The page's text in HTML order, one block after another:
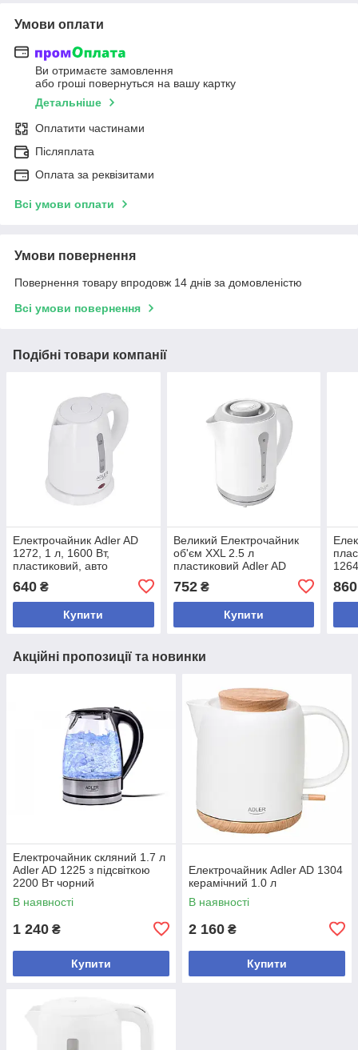
Умови оплати
Ви отримаєте замовлення
або гроші повернуться на вашу картку
Детальніше
Оплатити частинами
Післяплата
Оплата за реквізитами
Всі умови оплати
Умови повернення
Повернення товару впродовж 14 днів за домовленістю
Всі умови повернення
Подібні товари компанії
Електрочайник Adler AD
1272, 1 л, 1600 Вт,
пластиковий, авто
індикатор
640 ₴
Купити
Великий Електрочайник
об'єм XXL 2.5 л
пластиковий Adler AD
752₴
Купити
860
Акційні пропозиції та новинки
Електрочайник скляний 1.7 л
Adler AD 1225 з підсвіткою
2200 Вт чорний
В наявності
1 240 ₴
Купити
Електрочайник Adler AD 1304
керамічний 1.0 л
В наявності
2 160 ₴
Купити